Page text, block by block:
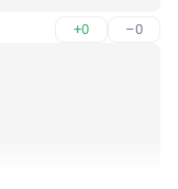
+0 –0